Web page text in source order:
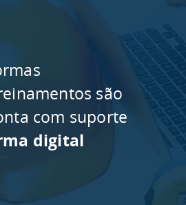
são
com suporte
digital